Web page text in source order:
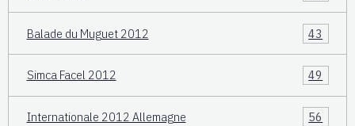
Balade du Muguet 2012 43
Simca Facel 2012 49
Internationale 2012 Allemagne 56